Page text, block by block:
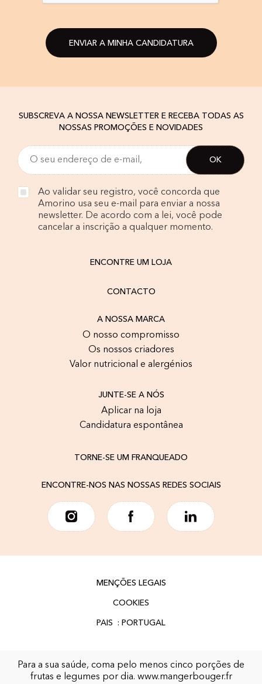
ENVIAR A MINHA CANDIDATURA
SUBSCREVA A NOSSA NEWSLETTER E RECEBA TODAS AS
NOSSAS PROMOÇÕES E NOVIDADES
Ao validar seu registro, você concorda que
Amorino usa seu e-mail para enviar a nossa
newsletter. De acordo com a lei, você pode
cancelar a inscrição a qualquer momento.
ENCONTRE UM LOJA
CONTACTO
A NOSSA MARCA
O nosso compromisso
Os nossos criadores
Valor nutricional e alergénios
JUNTE-SE A NÓS
Aplicar na loja
Candidatura espontânea
TORNE-SE UM FRANQUEADO
ENCONTRE-NOS NAS NOSSAS REDES SOCIAIS
MENÇÕES LEGAIS
COOKIES
Para a sua saúde, coma pelo menos cinco porções de
frutas e legumes por dia. www.mangerbouger.fr